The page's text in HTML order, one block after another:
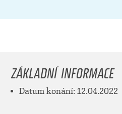
ZÁKLADNÍ INFORMACE
Datum konání: 12.04.2022